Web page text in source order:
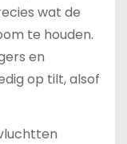
wat de
te houden.
en
op tilt, alsof